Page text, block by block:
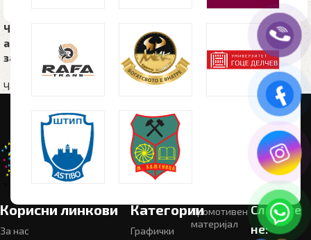
Чадор VERTIGO, со
автоматско отварање и
затворање, син
Чадори
Чадор CAMPOS PLUS
Рекламен материјал,Чадори
Корисни линкови
За нас
Категории
Графички
Промотивен
материјал
Следете
не: